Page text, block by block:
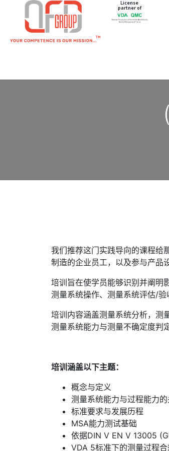
License
partner of
我们推荐这门实践导向的课程给
制造的企业员工，以及参与产品
培训旨在使学员能够识别并阐明
测量系统操作、测量系统评估/
培训内容涵盖测量系统分析，测
测量系统能力与测量不确定度判
培训涵盖以下主题：
概念与定义
测量系统能力与过程能力的
标准要求与发展历程
MSA能力测试基础
依据DIN V EN V 13005
VDA 5标准下的测量过程合